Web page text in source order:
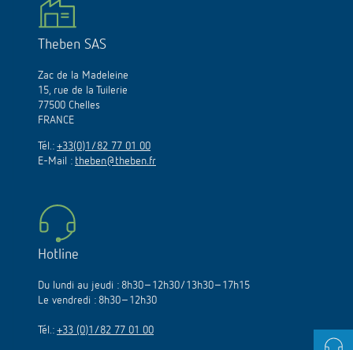
Theben SAS
Zac de la Madeleine
15, rue de la Tuilerie
77500 Chelles
FRANCE
Tél.: +33(0)1/82 77 01 00
E-Mail : theben@theben.fr
Hotline
Du lundi au jeudi : 8h30–12h30/13h30–17h15
Le vendredi : 8h30–12h30
Tél.: +33 (0)1/82 77 01 00